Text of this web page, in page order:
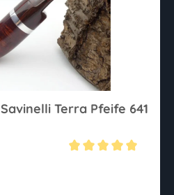
Savinelli Terra Pfeife 641